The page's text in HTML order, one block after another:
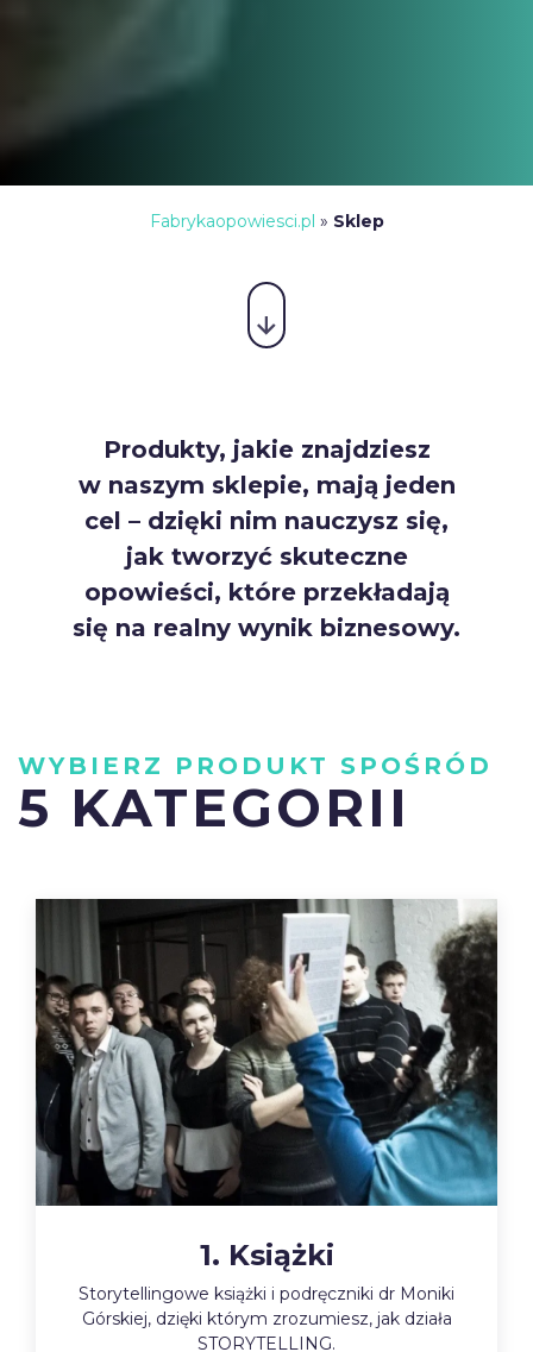
Fabrykaopowiesci.pl » Sklep
Produkty, jakie znajdziesz
w naszym sklepie, mają jeden
cel – dzięki nim nauczysz się,
jak tworzyć skuteczne
opowieści, które przekładają
się na realny wynik biznesowy.
WYBIERZ PRODUKT SPOŚRÓD
5 KATEGORII
1. Książki
Storytellingowe książki i podręczniki dr Moniki
Górskiej, dzięki którym zrozumiesz, jak działa
STORYTELLING.